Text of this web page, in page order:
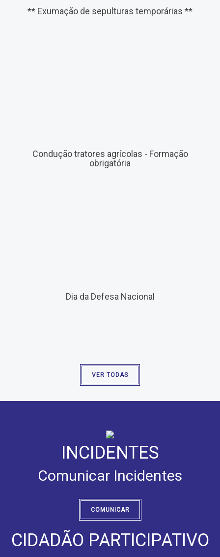
** Exumação de sepulturas temporárias **
Condução tratores agrícolas - Formação
obrigatória
Dia da Defesa Nacional
VER TODAS
INCIDENTES
Comunicar Incidentes
COMUNICAR
CIDADÃO PARTICIPATIVO